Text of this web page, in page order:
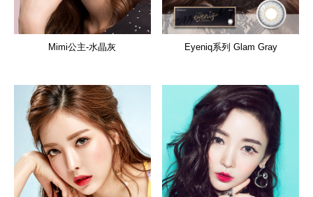
Mimi公主-水晶灰 Eyeniq系列 Glam Gray